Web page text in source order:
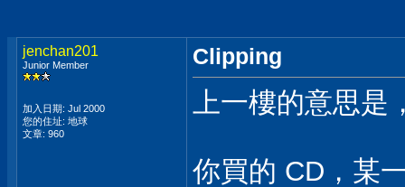
jenchan201
Junior Member
加入日期: Jul 2000
您的住址: 地球
文章: 960
Clipping
上一樓的意思是
你買的 CD，某